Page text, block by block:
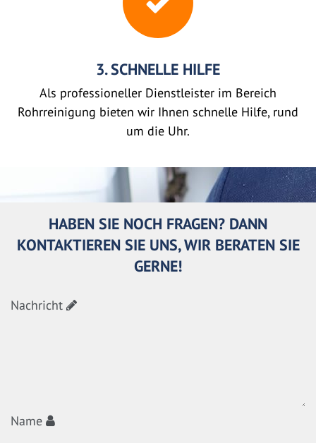
3. SCHNELLE HILFE
Als professioneller Dienstleister im Bereich
Rohrreinigung bieten wir Ihnen schnelle Hilfe, rund
um die Uhr.
HABEN SIE NOCH FRAGEN? DANN
KONTAKTIEREN SIE UNS, WIR BERATEN SIE
GERNE!
Nachricht
Name